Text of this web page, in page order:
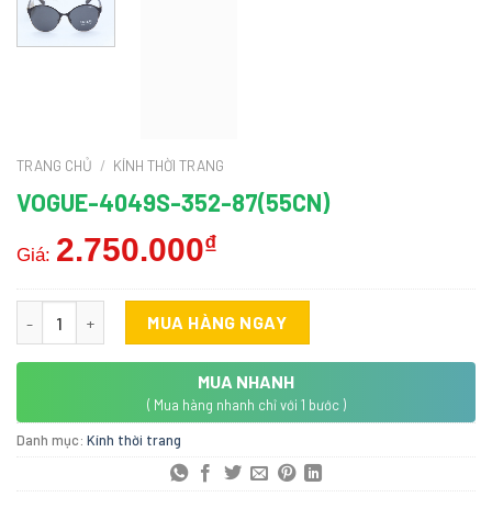
TRANG CHỦ / KÍNH THỜI TRANG
VOGUE-4049S-352-87(55CN)
Giá: 2.750.000₫
Vogue-4049S-352-87(55CN) số lượng
MUA HÀNG NGAY
MUA NHANH
( Mua hàng nhanh chỉ với 1 bước )
Danh mục: Kính thời trang